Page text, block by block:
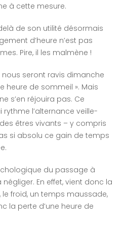
à cette mesure.
de son utilité désormais
d’heure n’est pas
Pire, il les malmène !
nous seront ravis dimanche
heure de sommeil ». Mais
s’en réjouira pas. Ce
l’alternance veille-
êtres vivants – y compris
si absolu ce gain de temps
du passage à
négliger. En effet, vient donc la
froid, un temps maussade,
la perte d’une heure de